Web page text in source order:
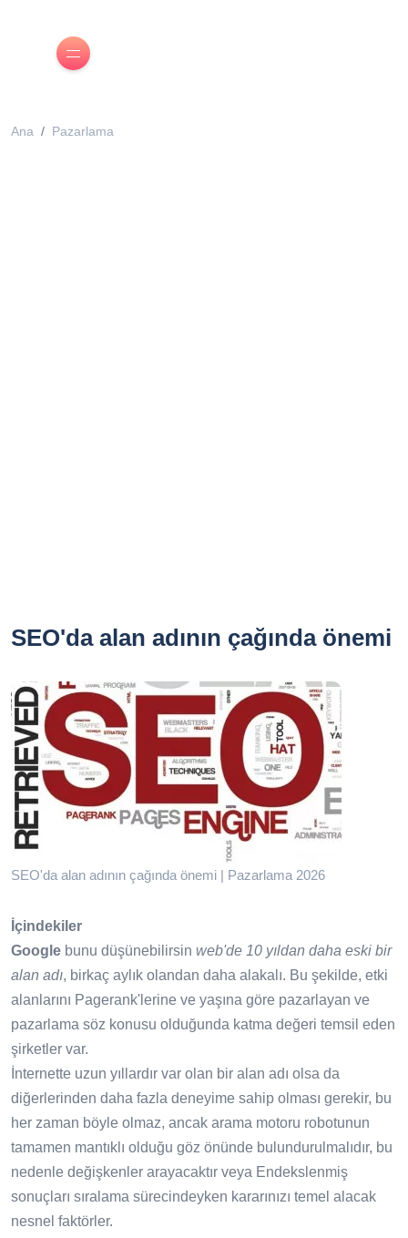
Ana Pazarlama
SEO'da alan adının çağında önemi
SEO'da alan adının çağında önemi | Pazarlama 2026
İçindekiler
Google bunu düşünebilirsin web'de 10 yıldan daha eski bir
alan adı, birkaç aylık olandan daha alakalı. Bu şekilde, etki
alanlarını Pagerank'lerine ve yaşına göre pazarlayan ve
pazarlama söz konusu olduğunda katma değeri temsil eden
şirketler var.
İnternette uzun yıllardır var olan bir alan adı olsa da
diğerlerinden daha fazla deneyime sahip olması gerekir, bu
her zaman böyle olmaz, ancak arama motoru robotunun
tamamen mantıklı olduğu göz önünde bulundurulmalıdır, bu
nedenle değişkenler arayacaktır veya Endekslenmiş
sonuçları sıralama sürecindeyken kararınızı temel alacak
nesnel faktörler.